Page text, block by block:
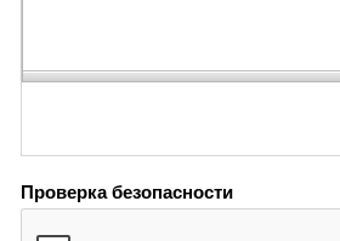
Проверка безопасности